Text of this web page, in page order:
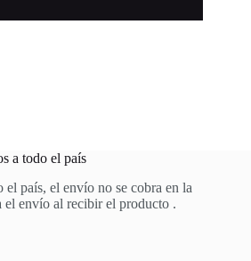
a todo el país
el país, el envío no se cobra en la
el envío al recibir el producto .